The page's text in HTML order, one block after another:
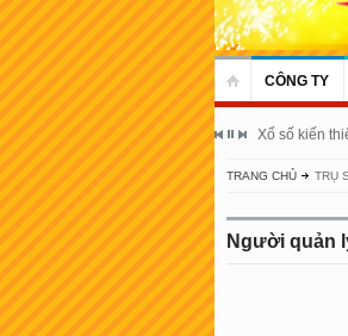
CÔNG TY
Xổ số kiến
TRANG CHỦ TRỤ
Người quản